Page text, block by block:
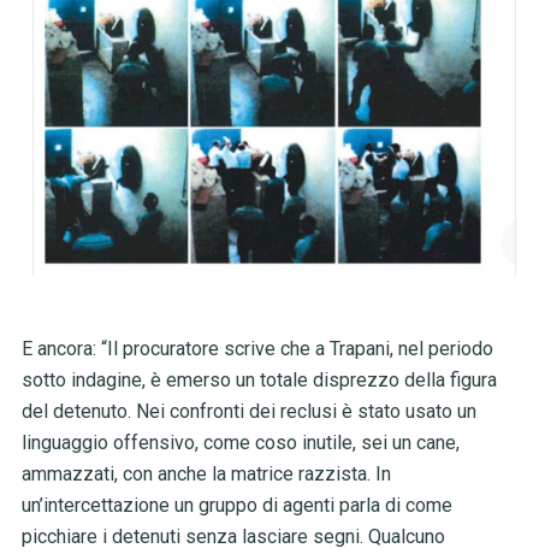
E ancora: “Il procuratore scrive che a Trapani, nel periodo
sotto indagine, è emerso un totale disprezzo della figura
del detenuto. Nei confronti dei reclusi è stato usato un
linguaggio offensivo, come coso inutile, sei un cane,
ammazzati, con anche la matrice razzista. In
un’intercettazione un gruppo di agenti parla di come
picchiare i detenuti senza lasciare segni. Qualcuno